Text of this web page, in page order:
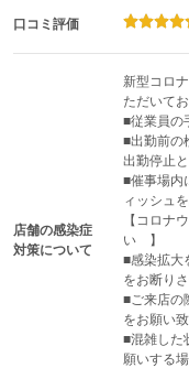
口コミ評価
店舗の感染症
対策について
新型コロ
ただいてお
■従業員の
■出勤前の
出勤停止
■催事場内
ィッシュ
【コロナ
い　】
■感染拡大
をお断り
■ご来店の
をお願い致
■混雑した
願いする